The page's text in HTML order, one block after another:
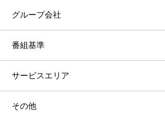
グループ会社
番組基準
サービスエリア
その他